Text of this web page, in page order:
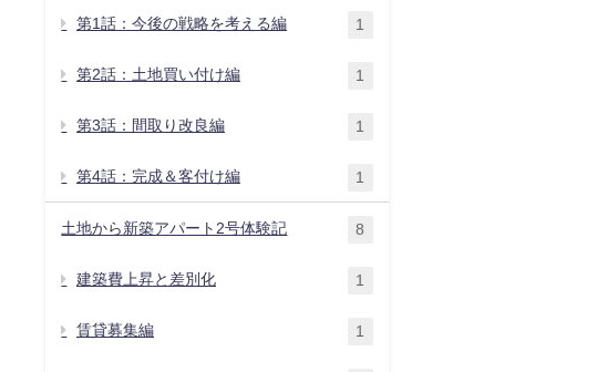
第1話：今後の戦略を考える編 1
第2話：土地買い付け編 1
第3話：間取り改良編 1
第4話：完成＆客付け編 1
土地から新築アパート2号体験記 8
建築費上昇と差別化 1
賃貸募集編 1